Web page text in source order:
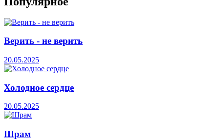
Верить - не верить
20.05.2025
Холодное сердце
20.05.2025
Шрам